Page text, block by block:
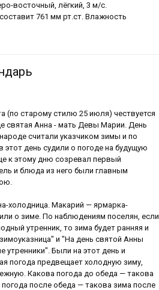
восточный, лёгкий, 3 м/с.
761 мм рт.ст. Влажность
(по старому стилю 25 июля) чествуется
святая Анна - мать Девы Марии. День
считали указчиком зимы и по
этот день судили о погоде на будущую
к этому дню созревал первый
и блюда из него были главным
холодница. Макарий — ярмарка-
о зиме. По наблюдениям поселян, если
утренник, то зима будет ранняя и
и "На день святой Анны
утренники". Были на этот день и
погода предвещает холодную зиму,
Какова погода до обеда — такова
после обеда — такова зима после